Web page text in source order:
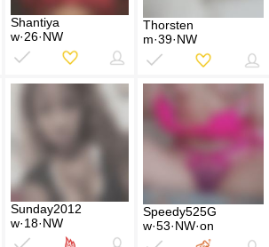
Shantiya
w·26·NW
Thorsten
m·39·NW
Sunday2012
w·18·NW
Speedy525G
w·53·NW·on